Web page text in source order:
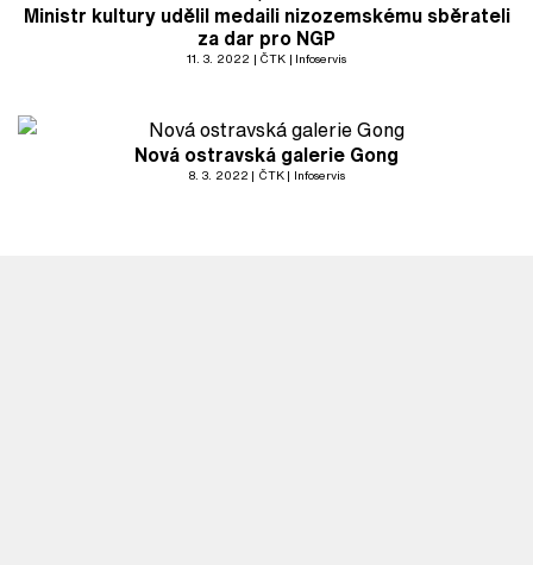
Ministr kultury udělil medaili nizozemskému sběrateli
za dar pro NGP
11. 3. 2022 ČTK Infoservis
Nová ostravská galerie Gong
8. 3. 2022 ČTK Infoservis